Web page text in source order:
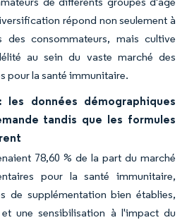
répond non seulement à
des consommateurs, mais cultive
au sein du vaste marché des
pour la santé immunitaire.
données démographiques
tandis que les formules
78,60 % de la part du marché
pour la santé immunitaire,
de supplémentation bien établies,
une sensibilisation à l'impact du